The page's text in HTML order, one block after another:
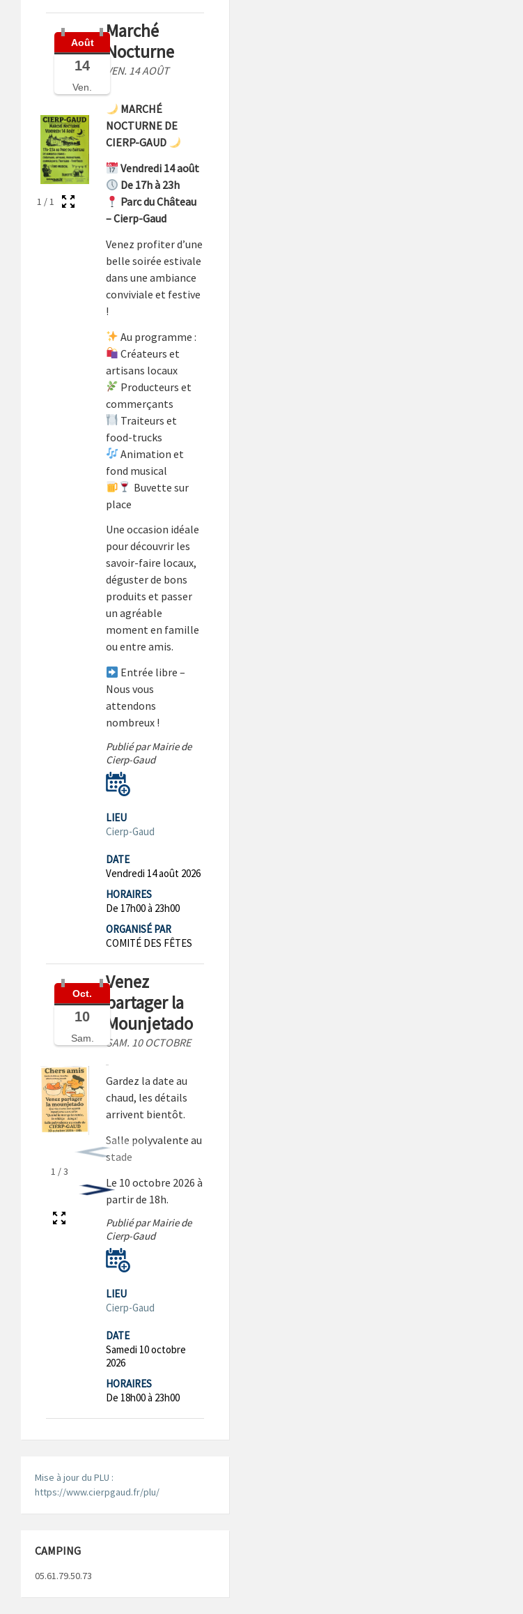
Août
14
Ven.
1 /1
Marché
Nocturne
VEN. 14 AOÛT
MARCHÉ
NOCTURNE DE
CIERP-GAUD
Vendredi 14 août
De 17h à 23h
Parc du Château
– Cierp-Gaud
Venez profiter d’une
belle soirée estivale
dans une ambiance
conviviale et festive
!
Au programme :
Créateurs et
artisans locaux
Producteurs et
commerçants
Traiteurs et
food-trucks
Animation et
fond musical
Buvette sur
place
Une occasion idéale
pour découvrir les
savoir-faire locaux,
déguster de bons
produits et passer
un agréable
moment en famille
ou entre amis.
Entrée libre –
Nous vous
attendons
nombreux !
Publié par Mairie de
Cierp-Gaud
LIEU
Cierp-Gaud
DATE
Vendredi 14 août 2026
HORAIRES
De 17h00 à 23h00
ORGANISÉ PAR
COMITÉ DES FÊTES
Oct.
10
Sam.
1 /3
Venez
partager la
Mounjetado
SAM. 10 OCTOBRE
Gardez la date au
chaud, les détails
arrivent bientôt.
Salle polyvalente au
stade
Le 10 octobre 2026 à
partir de 18h.
Publié par Mairie de
Cierp-Gaud
LIEU
Cierp-Gaud
DATE
Samedi 10 octobre
2026
HORAIRES
De 18h00 à 23h00
Mise à jour du PLU :
https://www.cierpgaud.fr/plu/
CAMPING
05.61.79.50.73